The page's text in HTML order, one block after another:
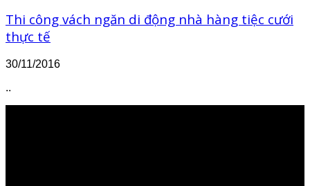
Thi công vách ngăn di động nhà hàng tiệc cưới
thực tế
30/11/2016
..